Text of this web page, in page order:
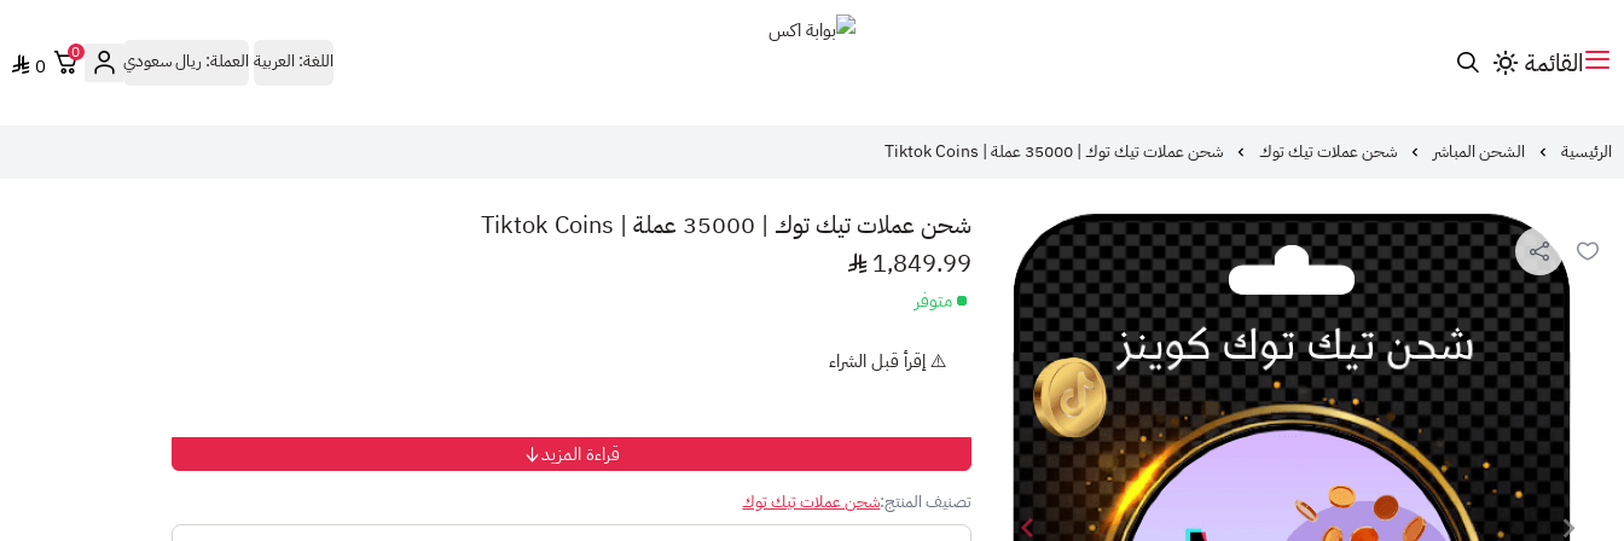
القائمة اللغة: العربية العملة:ريال سعودي 0
0
الرئيسية الشحن المباشر شحن عملات تيك توك شحن عملات تيك توك | 35000 عملة | Tiktok Coins
شحن عملات تيك توك | 35000 عملة | Tiktok Coins
1,849.99
متوفر
⚠️ ​إقرأ قبل الشراء
قراءة المزيد
تصنيف المنتج:شحن عملات تيك توك